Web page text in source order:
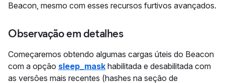
Beacon, mesmo com esses recursos furtivos avançados.
Observação em detalhes
Começaremos obtendo algumas cargas úteis do Beacon
com a opção sleep_mask habilitada e desabilitada com
as versões mais recentes (hashes na seção de